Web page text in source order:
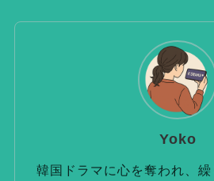
Yoko
韓国ドラマに心を奪われ、